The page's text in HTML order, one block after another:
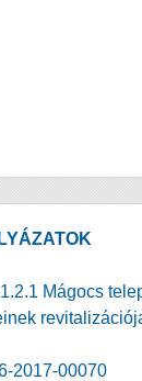
Mágocs
2017-00070